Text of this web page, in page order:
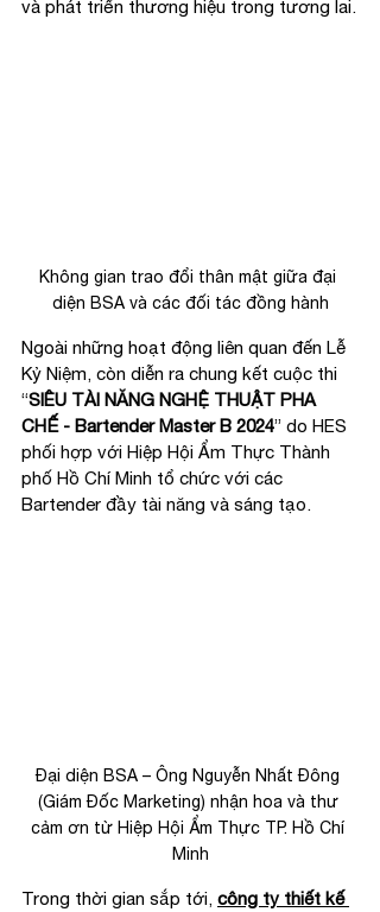
và phát triển thương hiệu trong tương lai.
Không gian trao đổi thân mật giữa đại
diện BSA và các đối tác đồng hành
Ngoài những hoạt động liên quan đến Lễ
Kỷ Niệm, còn diễn ra chung kết cuộc thi
“SIÊU TÀI NĂNG NGHỆ THUẬT PHA
CHẾ - Bartender Master B 2024” do HES
phối hợp với Hiệp Hội Ẩm Thực Thành
phố Hồ Chí Minh tổ chức với các
Bartender đầy tài năng và sáng tạo.
Đại diện BSA – Ông Nguyễn Nhất Đông
(Giám Đốc Marketing) nhận hoa và thư
cảm ơn từ Hiệp Hội Ẩm Thực TP. Hồ Chí
Minh
Trong thời gian sắp tới, công ty thiết kế